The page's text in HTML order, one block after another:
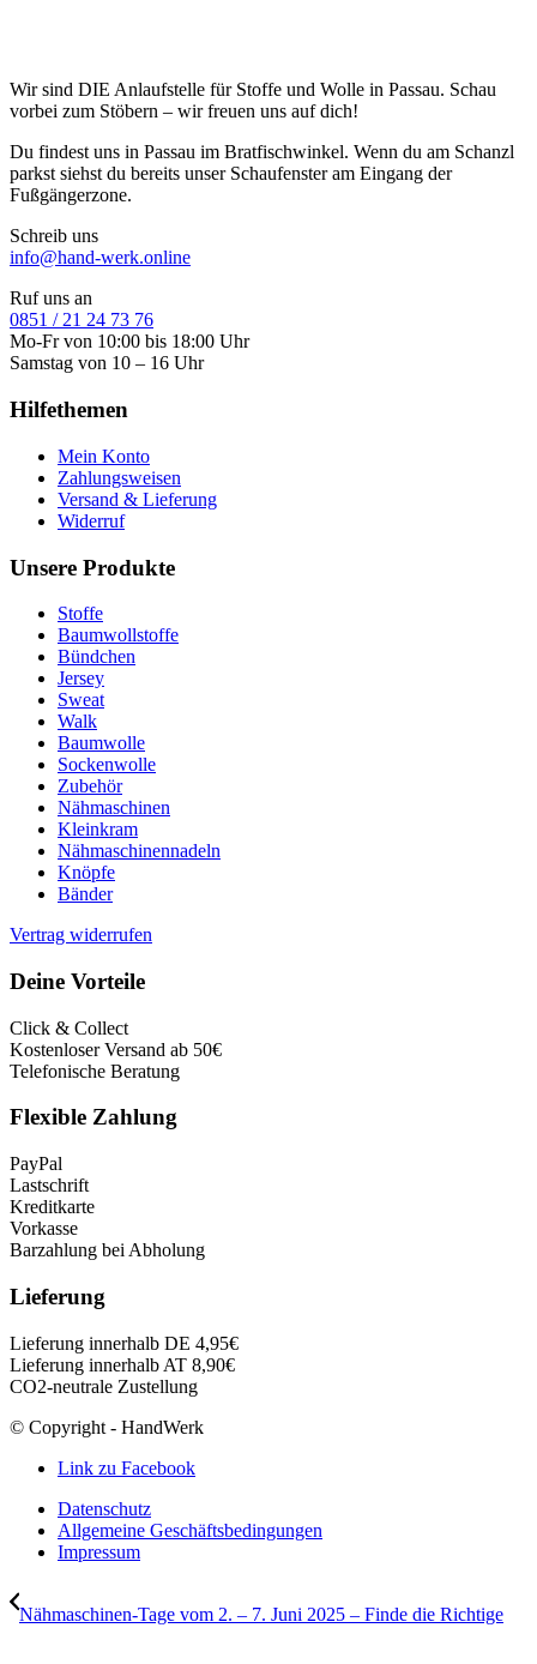
Wir sind DIE Anlaufstelle für Stoffe und Wolle in Passau. Schau
vorbei zum Stöbern – wir freuen uns auf dich!
Du findest uns in Passau im Bratfischwinkel. Wenn du am Schanzl
parkst siehst du bereits unser Schaufenster am Eingang der
Fußgängerzone.
Schreib uns
info@hand-werk.online
Ruf uns an
0851 / 21 24 73 76
Mo-Fr von 10:00 bis 18:00 Uhr
Samstag von 10 – 16 Uhr
Hilfethemen
Mein Konto
Zahlungsweisen
Versand & Lieferung
Widerruf
Unsere Produkte
Stoffe
Baumwollstoffe
Bündchen
Jersey
Sweat
Walk
Baumwolle
Sockenwolle
Zubehör
Nähmaschinen
Kleinkram
Nähmaschinennadeln
Knöpfe
Bänder
Vertrag widerrufen
Deine Vorteile
Click & Collect
Kostenloser Versand ab 50€
Telefonische Beratung
Flexible Zahlung
PayPal
Lastschrift
Kreditkarte
Vorkasse
Barzahlung bei Abholung
Lieferung
Lieferung innerhalb DE 4,95€
Lieferung innerhalb AT 8,90€
CO2-neutrale Zustellung
© Copyright - HandWerk
Link zu Facebook
Datenschutz
Allgemeine Geschäftsbedingungen
Impressum
Nähmaschinen-Tage vom 2. – 7. Juni 2025 – Finde die Richtige